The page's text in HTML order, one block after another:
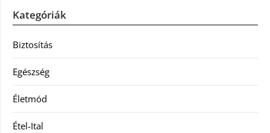
Kategóriák
Biztosítás
Egészség
Életmód
Étel-Ital